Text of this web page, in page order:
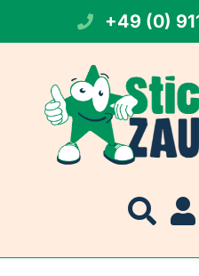
springen
+49 (0)